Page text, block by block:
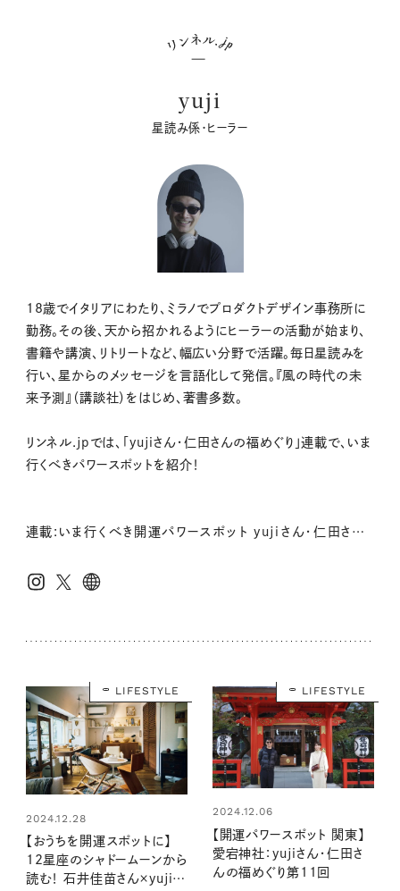
yuji
星読み係・ヒーラー
18歳でイタリアにわたり、ミラノでプロダクトデザイン事務所に
勤務。その後、天から招かれるようにヒーラーの活動が始まり、
書籍や講演、リトリートなど、幅広い分野で活躍。毎日星読みを
行い、星からのメッセージを言語化して発信。『風の時代の未
来予測』（講談社）をはじめ、著書多数。
リンネル.jpでは、「yujiさん・仁田さんの福めぐり」連載で、いま
行くべきパワースポットを紹介！
連載:いま行くべき開運パワースポット yujiさん・仁田さんの福めぐり
LIFESTYLE
2024.12.28
【おうちを開運スポットに】
12星座のシャドームーンから
読む！ 石井佳苗さん×yujiさ
LIFESTYLE
2024.12.06
【開運パワースポット 関東】
愛宕神社：yujiさん・仁田さ
んの福めぐり第11回